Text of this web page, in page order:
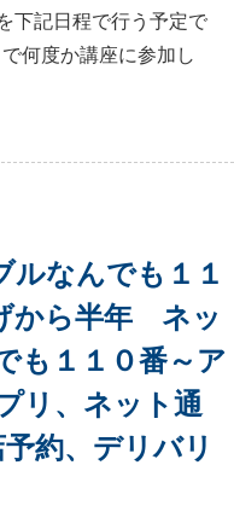
下記日程で行う予定で
何度か講座に参加し
なんでも１１
から半年 ネッ
も１１０番～ア
リ、ネット通
約、デリバリ